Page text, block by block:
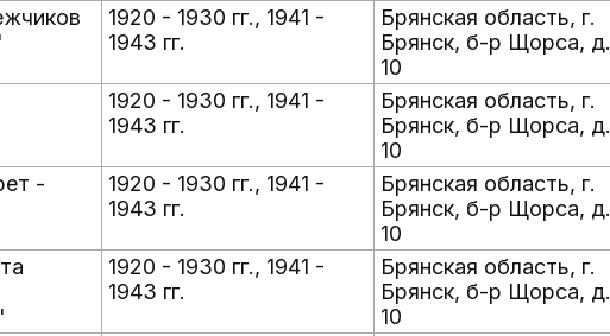
1920 - 1930 гг., 1941 -
1943 гг.
Брянская область, г.
Брянск, б-р Щорса, д.
10
1920 - 1930 гг., 1941 -
1943 гг.
Брянская область, г.
Брянск, б-р Щорса, д.
10
-
1920 - 1930 гг., 1941 -
1943 гг.
Брянская область, г.
Брянск, б-р Щорса, д.
10
1920 - 1930 гг., 1941 -
1943 гг.
Брянская область, г.
Брянск, б-р Щорса, д.
10